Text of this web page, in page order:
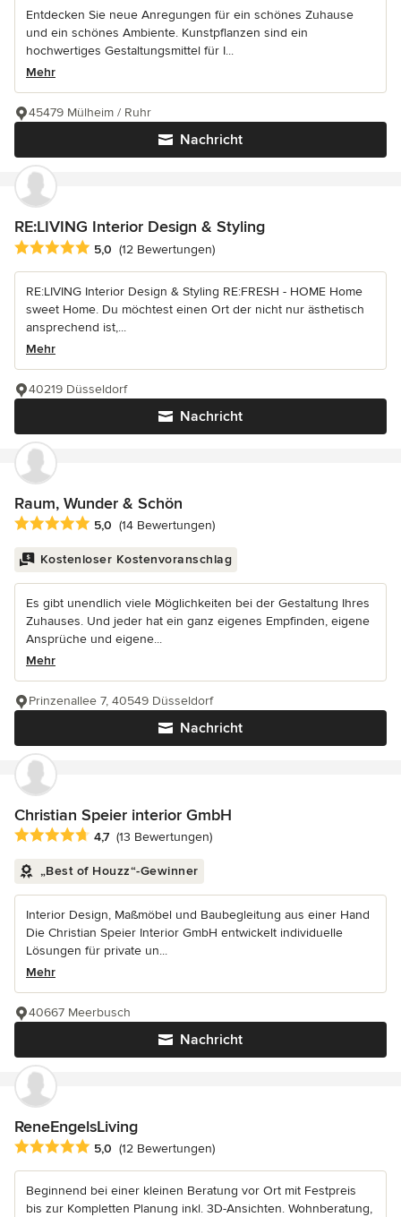
Entdecken Sie neue Anregungen für ein schönes Zuhause
und ein schönes Ambiente. Kunstpflanzen sind ein
hochwertiges Gestaltungsmittel für I...
Mehr
Nachricht
45479 Mülheim / Ruhr
RE:LIVING Interior Design & Styling
Durchschnittliche Bewertung: 5 von 5 Sternen
5,0 (12 Bewertungen)
RE:LIVING Interior Design & Styling RE:FRESH - HOME Home
sweet Home. Du möchtest einen Ort der nicht nur ästhetisch
ansprechend ist,...
Mehr
Nachricht
40219 Düsseldorf
Raum, Wunder & Schön
Durchschnittliche Bewertung: 5 von 5 Sternen
5,0 (14 Bewertungen)
Kostenloser Kostenvoranschlag
Es gibt unendlich viele Möglichkeiten bei der Gestaltung Ihres
Zuhauses. Und jeder hat ein ganz eigenes Empfinden, eigene
Ansprüche und eigene...
Mehr
Nachricht
Prinzenallee 7, 40549 Düsseldorf
Christian Speier interior GmbH
Durchschnittliche Bewertung: 4.7 von 5 Sternen
4,7 (13 Bewertungen)
„Best of Houzz“-Gewinner
Interior Design, Maßmöbel und Baubegleitung aus einer Hand
Die Christian Speier Interior GmbH entwickelt individuelle
Lösungen für private un...
Mehr
Nachricht
40667 Meerbusch
ReneEngelsLiving
Durchschnittliche Bewertung: 5 von 5 Sternen
5,0 (12 Bewertungen)
Beginnend bei einer kleinen Beratung vor Ort mit Festpreis
bis zur Kompletten Planung inkl. 3D-Ansichten. Wohnberatung,